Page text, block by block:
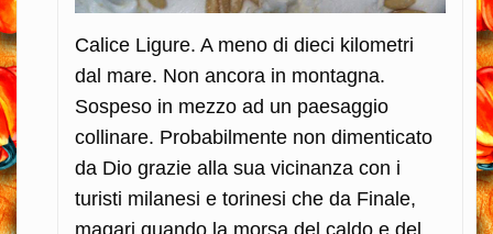
Calice Ligure. A meno di dieci kilometri
dal mare. Non ancora in montagna.
Sospeso in mezzo ad un paesaggio
collinare. Probabilmente non dimenticato
da Dio grazie alla sua vicinanza con i
turisti milanesi e torinesi che da Finale,